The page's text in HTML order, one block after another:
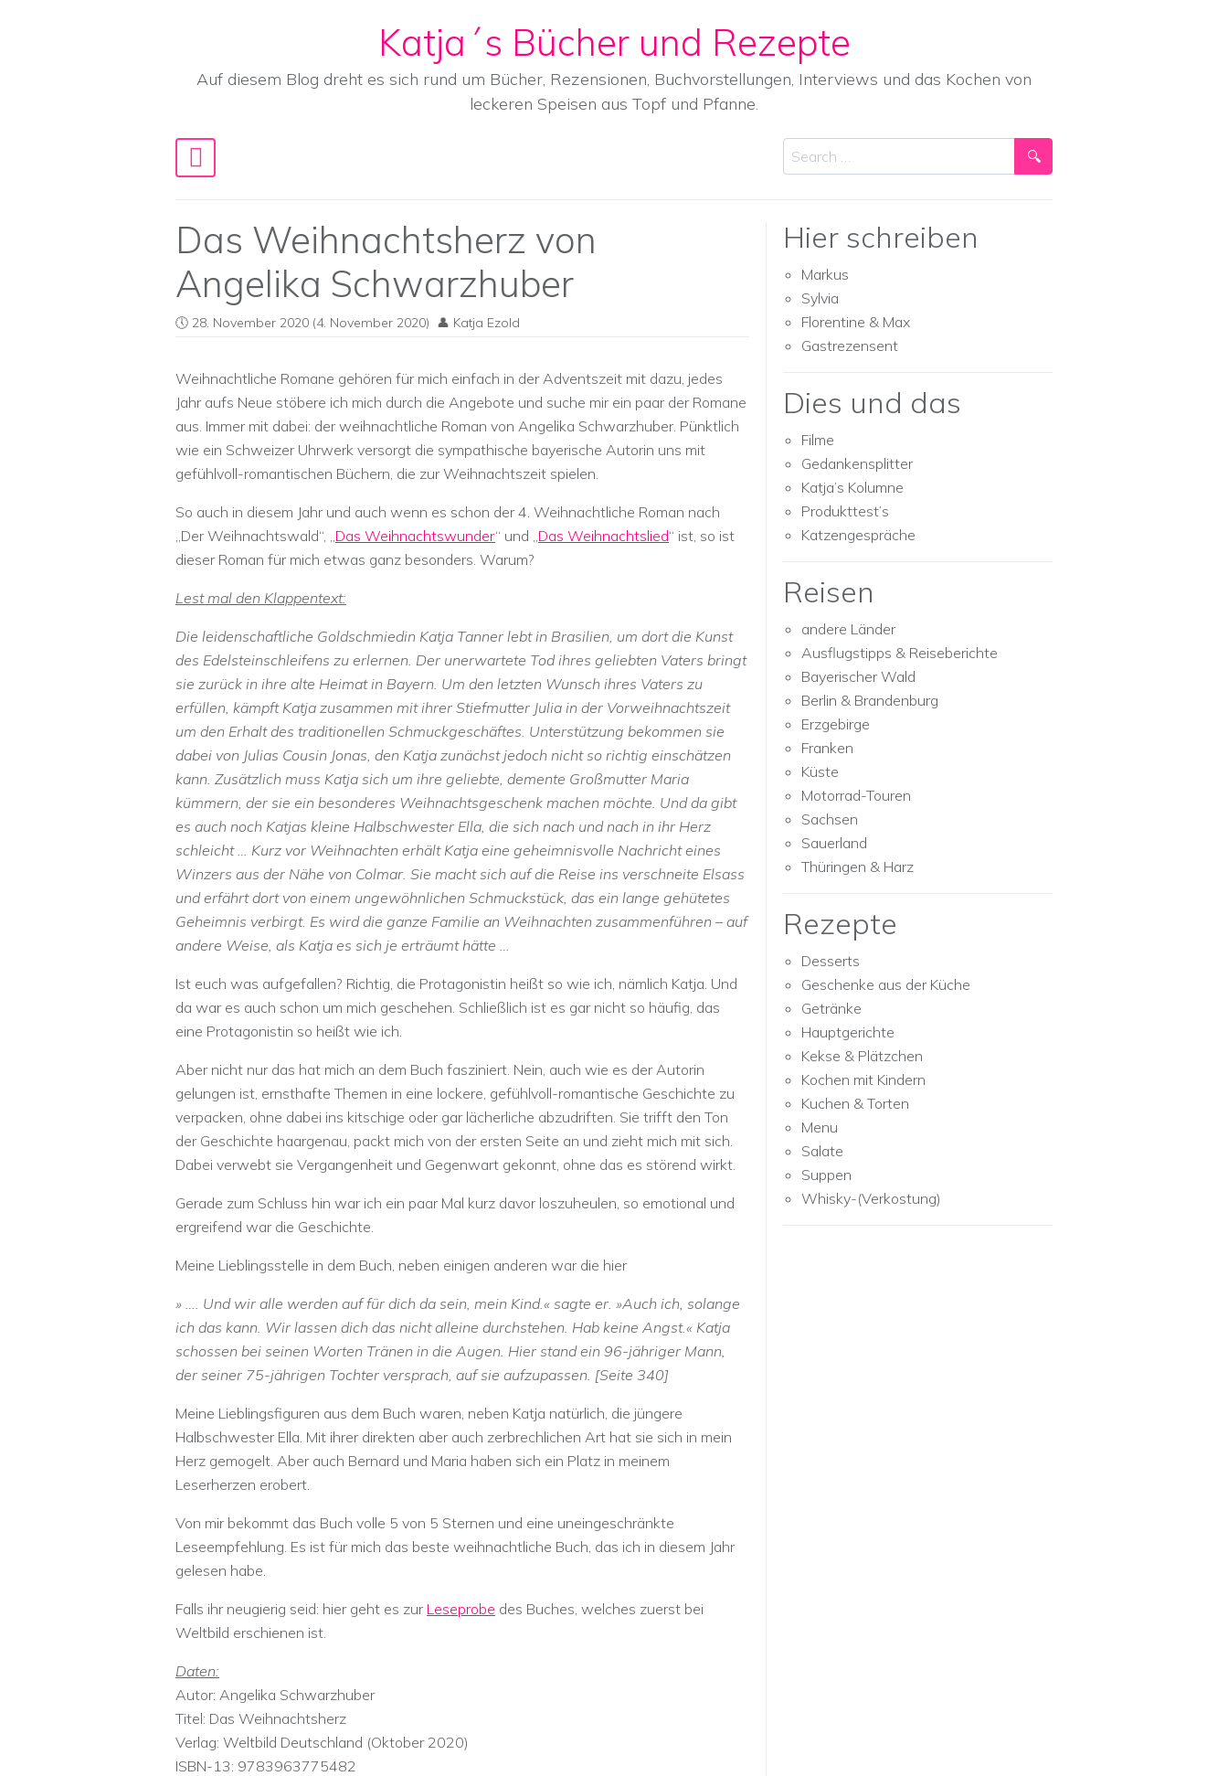
Katja´s Bücher und Rezepte
Auf diesem Blog dreht es sich rund um Bücher, Rezensionen, Buchvorstellungen, Interviews und das Kochen von
leckeren Speisen aus Topf und Pfanne.
Main Navigation
Search
Das Weihnachtsherz von
Angelika Schwarzhuber
28. November 2020 (4. November 2020) Katja Ezold
Weihnachtliche Romane gehören für mich einfach in der Adventszeit mit dazu, jedes
Jahr aufs Neue stöbere ich mich durch die Angebote und suche mir ein paar der Romane
aus. Immer mit dabei: der weihnachtliche Roman von Angelika Schwarzhuber. Pünktlich
wie ein Schweizer Uhrwerk versorgt die sympathische bayerische Autorin uns mit
gefühlvoll-romantischen Büchern, die zur Weihnachtszeit spielen.
So auch in diesem Jahr und auch wenn es schon der 4. Weihnachtliche Roman nach
„Der Weihnachtswald“, „Das Weihnachtswunder“ und „Das Weihnachtslied“ ist, so ist
dieser Roman für mich etwas ganz besonders. Warum?
Lest mal den Klappentext:
Die leidenschaftliche Goldschmiedin Katja Tanner lebt in Brasilien, um dort die Kunst
des Edelsteinschleifens zu erlernen. Der unerwartete Tod ihres geliebten Vaters bringt
sie zurück in ihre alte Heimat in Bayern. Um den letzten Wunsch ihres Vaters zu
erfüllen, kämpft Katja zusammen mit ihrer Stiefmutter Julia in der Vorweihnachtszeit
um den Erhalt des traditionellen Schmuckgeschäftes. Unterstützung bekommen sie
dabei von Julias Cousin Jonas, den Katja zunächst jedoch nicht so richtig einschätzen
kann. Zusätzlich muss Katja sich um ihre geliebte, demente Großmutter Maria
kümmern, der sie ein besonderes Weihnachtsgeschenk machen möchte. Und da gibt
es auch noch Katjas kleine Halbschwester Ella, die sich nach und nach in ihr Herz
schleicht … Kurz vor Weihnachten erhält Katja eine geheimnisvolle Nachricht eines
Winzers aus der Nähe von Colmar. Sie macht sich auf die Reise ins verschneite Elsass
und erfährt dort von einem ungewöhnlichen Schmuckstück, das ein lange gehütetes
Geheimnis verbirgt. Es wird die ganze Familie an Weihnachten zusammenführen – auf
andere Weise, als Katja es sich je erträumt hätte …
Ist euch was aufgefallen? Richtig, die Protagonistin heißt so wie ich, nämlich Katja. Und
da war es auch schon um mich geschehen. Schließlich ist es gar nicht so häufig, das
eine Protagonistin so heißt wie ich.
Aber nicht nur das hat mich an dem Buch fasziniert. Nein, auch wie es der Autorin
gelungen ist, ernsthafte Themen in eine lockere, gefühlvoll-romantische Geschichte zu
verpacken, ohne dabei ins kitschige oder gar lächerliche abzudriften. Sie trifft den Ton
der Geschichte haargenau, packt mich von der ersten Seite an und zieht mich mit sich.
Dabei verwebt sie Vergangenheit und Gegenwart gekonnt, ohne das es störend wirkt.
Gerade zum Schluss hin war ich ein paar Mal kurz davor loszuheulen, so emotional und
ergreifend war die Geschichte.
Meine Lieblingsstelle in dem Buch, neben einigen anderen war die hier
» …. Und wir alle werden auf für dich da sein, mein Kind.« sagte er. »Auch ich, solange
ich das kann. Wir lassen dich das nicht alleine durchstehen. Hab keine Angst.« Katja
schossen bei seinen Worten Tränen in die Augen. Hier stand ein 96-jähriger Mann,
der seiner 75-jährigen Tochter versprach, auf sie aufzupassen. [Seite 340]
Meine Lieblingsfiguren aus dem Buch waren, neben Katja natürlich, die jüngere
Halbschwester Ella. Mit ihrer direkten aber auch zerbrechlichen Art hat sie sich in mein
Herz gemogelt. Aber auch Bernard und Maria haben sich ein Platz in meinem
Leserherzen erobert.
Von mir bekommt das Buch volle 5 von 5 Sternen und eine uneingeschränkte
Leseempfehlung. Es ist für mich das beste weihnachtliche Buch, das ich in diesem Jahr
gelesen habe.
Falls ihr neugierig seid: hier geht es zur Leseprobe des Buches, welches zuerst bei
Weltbild erschienen ist.
Daten:
Autor: Angelika Schwarzhuber
Titel: Das Weihnachtsherz
Verlag: Weltbild Deutschland (Oktober 2020)
ISBN-13: 9783963775482
Hier schreiben
Markus
Sylvia
Florentine & Max
Gastrezensent
Dies und das
Filme
Gedankensplitter
Katja’s Kolumne
Produkttest’s
Katzengespräche
Reisen
andere Länder
Ausflugstipps & Reiseberichte
Bayerischer Wald
Berlin & Brandenburg
Erzgebirge
Franken
Küste
Motorrad-Touren
Sachsen
Sauerland
Thüringen & Harz
Rezepte
Desserts
Geschenke aus der Küche
Getränke
Hauptgerichte
Kekse & Plätzchen
Kochen mit Kindern
Kuchen & Torten
Menu
Salate
Suppen
Whisky-(Verkostung)